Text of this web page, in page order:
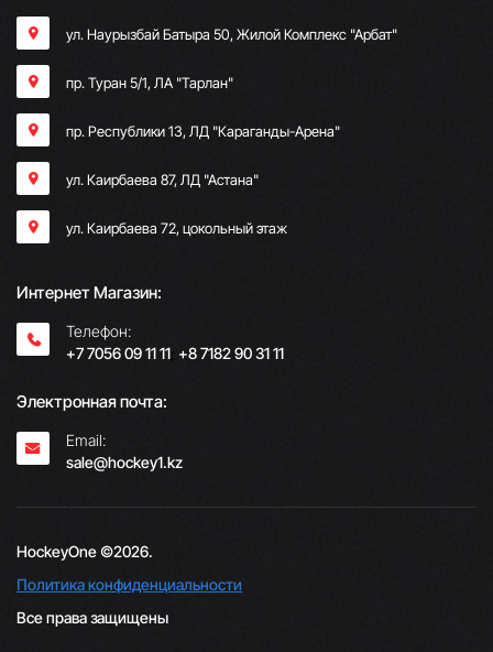
ул. Наурызбай Батыра 50, Жилой Комплекс "Арбат"
пр. Туран 5/1, ЛА "Тарлан"
пр. Республики 13, ​ЛД "Караганды-Арена"
ул. Каирбаева 87, ЛД "Астана"
ул. Каирбаева 72, цокольный этаж
Интернет Магазин:
Телефон:
+7 7056 09 11 11; +8 7182 90 31 11
Электронная почта:
Email:
sale@hockey1.kz
HockeyOne ©2026.
Политика конфиденциальности
Все права защищены